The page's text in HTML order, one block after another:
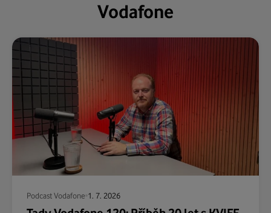
Vodafone
Podcast Vodafone 1. 7. 2026